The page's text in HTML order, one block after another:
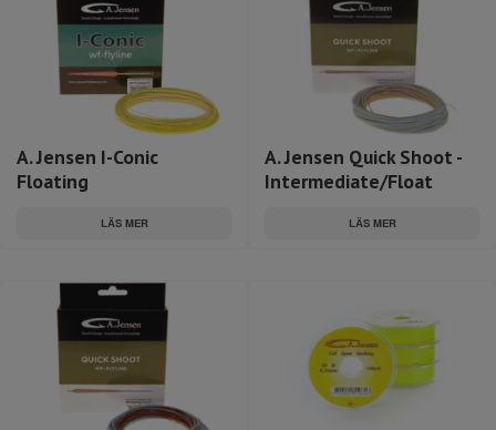
A. Jensen I-Conic
Floating
LÄS MER
A. Jensen Quick Shoot -
Intermediate/Float
LÄS MER